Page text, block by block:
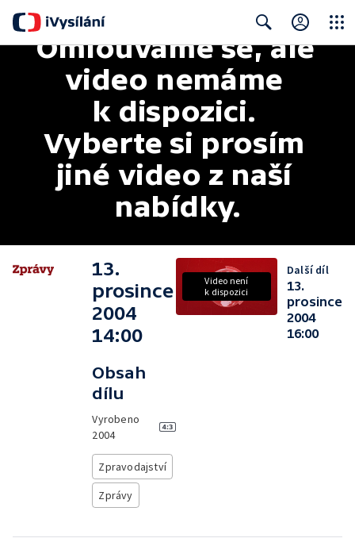
Search
Omlouváme se, ale
video nemáme
k dispozici.
Vyberte si prosím
jiné video z naší
nabídky.
13.
prosince
2004
14:00
Obsah
dílu
Vyrobeno
2004
Zpravodajství
Zprávy
Video není
k dispozici
Další díl
13.
prosince
2004
16:00